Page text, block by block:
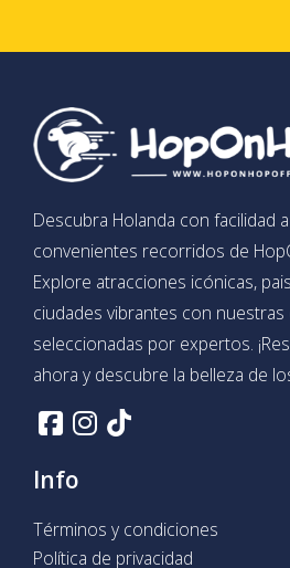
Descubra Holanda con facilidad
convenientes recorridos de
Explore atracciones icónicas,
ciudades vibrantes con nuestras
seleccionadas por expertos.
ahora y descubre la belleza de
Info
Términos y condiciones
Política de privacidad